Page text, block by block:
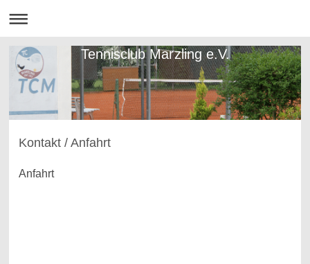
Tennisclub Marzling e.V.
Kontakt / Anfahrt
Anfahrt